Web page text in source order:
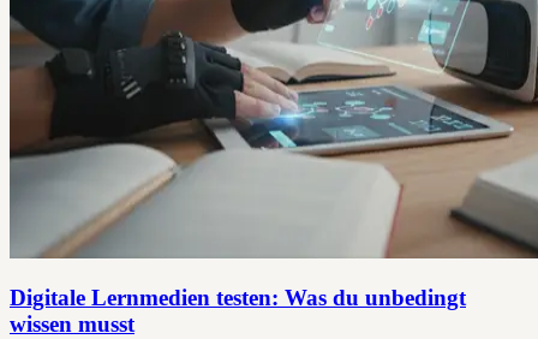
Digitale Lernmedien testen: Was du unbedingt
wissen musst